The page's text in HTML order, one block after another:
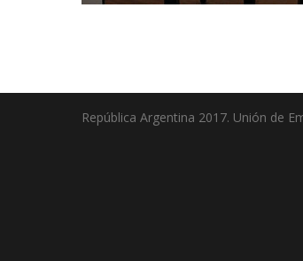
República Argentina 2017. Unión de